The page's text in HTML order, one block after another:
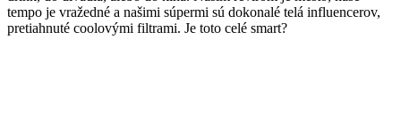
tempo je vražedné a našimi súpermi sú dokonalé telá influencerov,
pretiahnuté coolovými filtrami. Je toto celé smart?